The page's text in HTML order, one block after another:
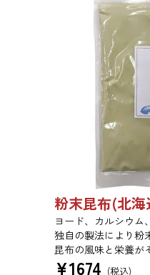
ヨード、カルシウム
独自の製法により粉
昆布の風味と栄養が
す。添加物、保存料
¥1674 (税込)